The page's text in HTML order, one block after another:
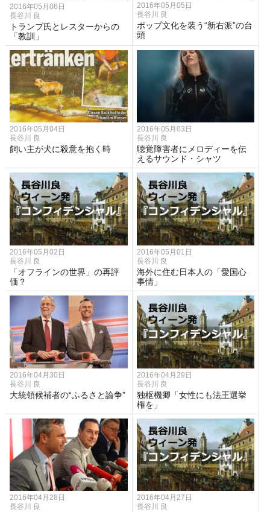
2016年05月06日
長谷川 良
トランプ氏とレスターからの
「教訓」
2016年05月05日
長谷川 良
ポップ文化を装う“新右派”の台
頭
2016年05月04日
長谷川 良
飼い主が犬に殺意を抱く時
2016年05月03日
長谷川 良
聴覚障害者にメロディーを伝
えるサウンド・シャツ
2016年05月02日
長谷川 良
「オフラインの世界」の再評
価？
2016年05月01日
長谷川 良
海外に住む日本人の「愛国心
事情」
2016年04月30日
長谷川 良
大統領候補者の“ふるさと論争”
2016年04月29日
長谷川 良
独枢機卿「女性にも法王選挙
権を」
2016年04月28日
長谷川 良
2016年04月27日
長谷川 良